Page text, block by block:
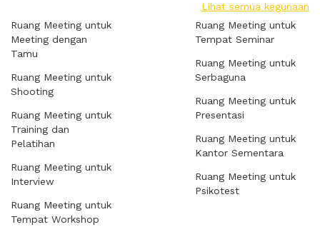
Lihat semua kegunaan
Ruang Meeting untuk
Meeting dengan
Tamu
Ruang Meeting untuk
Shooting
Ruang Meeting untuk
Training dan
Pelatihan
Ruang Meeting untuk
Interview
Ruang Meeting untuk
Tempat Workshop
Ruang Meeting untuk
Tempat Seminar
Ruang Meeting untuk
Serbaguna
Ruang Meeting untuk
Presentasi
Ruang Meeting untuk
Kantor Sementara
Ruang Meeting untuk
Psikotest